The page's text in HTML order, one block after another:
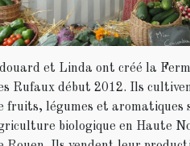
et Linda ont créé la
Rufaux début 2012. Ils
fruits, légumes et aromatiques
biologique en Haute